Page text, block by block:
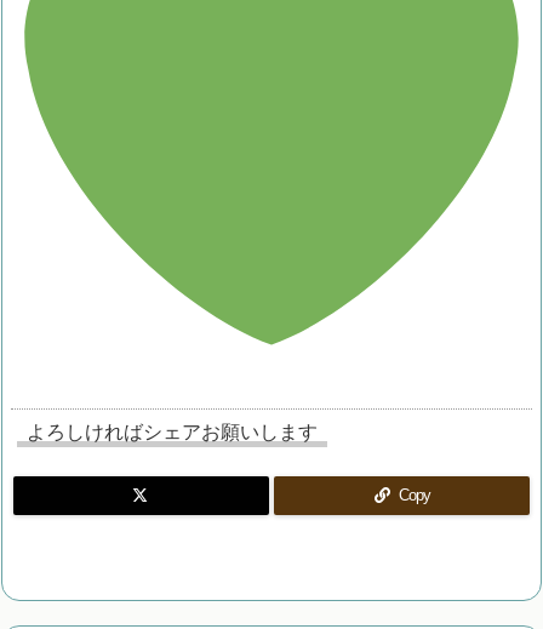
よろしければシェアお願いします
Copy